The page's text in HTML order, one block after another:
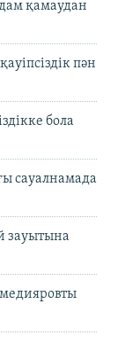
қамаудан
пән
бола
сауалнамада
зауытына